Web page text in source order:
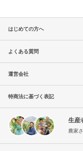
はじめての方へ
よくある質問
運営会社
特商法に基づく表記
生産
農家